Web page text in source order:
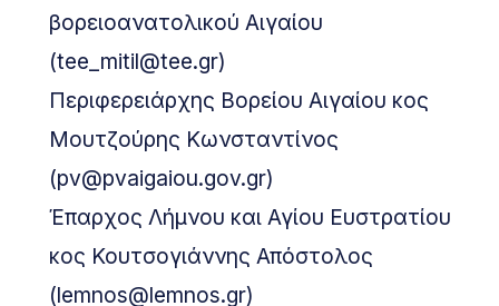
βορειοανατολικού Αιγαίου
(tee_mitil@tee.gr)
Περιφερειάρχης Βορείου Αιγαίου κος
Μουτζούρης Κωνσταντίνος
(pv@pvaigaiou.gov.gr)
Έπαρχος Λήμνου και Αγίου Ευστρατίου
κος Κουτσογιάννης Απόστολος
(lemnos@lemnos.gr)